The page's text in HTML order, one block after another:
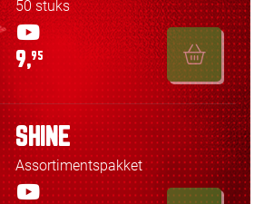
50 stuks
9,95
SHINE
Assortimentspakket